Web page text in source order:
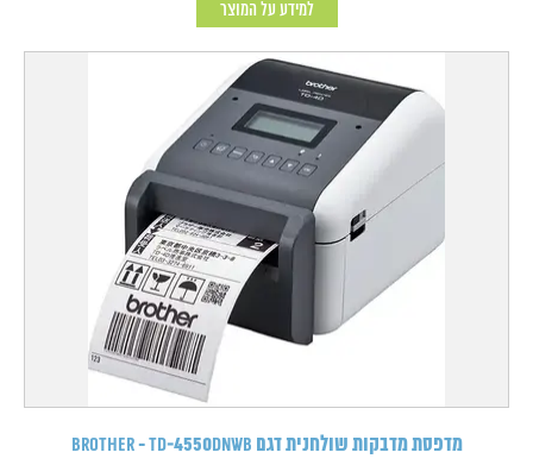
למידע על המוצר
מדפסת מדבקות שולחנית דגם Brother - TD‑4550DNWB